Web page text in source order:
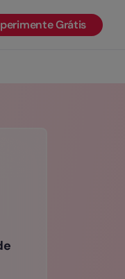
pesquisarGrátis